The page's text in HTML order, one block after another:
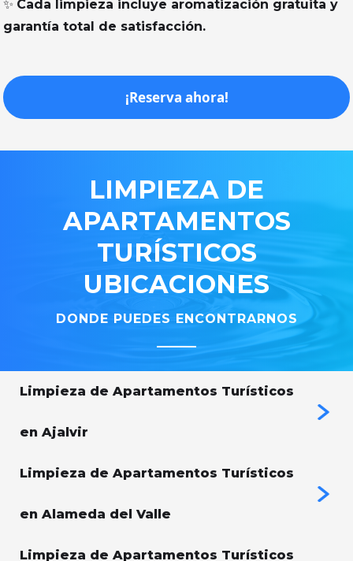
✨ Cada limpieza incluye aromatización gratuita y
garantía total de satisfacción.
¡Reserva ahora!
LIMPIEZA DE
APARTAMENTOS
TURÍSTICOS
UBICACIONES
DONDE PUEDES ENCONTRARNOS
Limpieza de Apartamentos Turísticos
en Ajalvir
Limpieza de Apartamentos Turísticos
en Alameda del Valle
Limpieza de Apartamentos Turísticos